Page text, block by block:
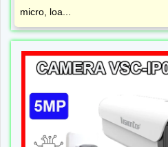
micro, loa...